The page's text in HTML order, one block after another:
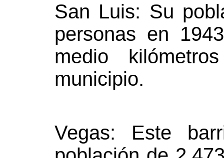
San Luis: Su
personas en
medio
municipio.
Vegas: Este